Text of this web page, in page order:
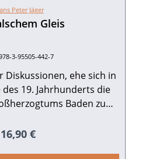
Peter Jäger
Gleis
3-95505-442-7
Diskussionen, ehe sich in
19. Jahrhunderts die
Baden zum
entsprechend der
Regulärer Preis:
16,90 €